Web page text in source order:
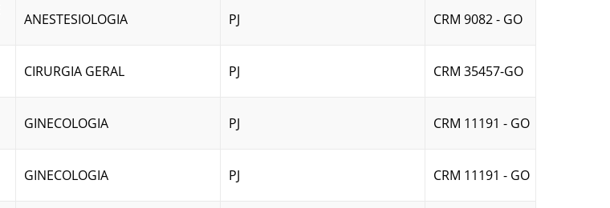
ANESTESIOLOGIA PJ CRM 9082 - GO
CIRURGIA GERAL PJ CRM 35457-GO
GINECOLOGIA PJ CRM 11191 - GO
GINECOLOGIA PJ CRM 11191 - GO